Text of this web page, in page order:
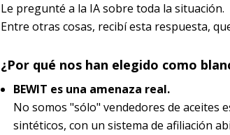
Le pregunté a la IA sobre toda la situación.
Entre otras cosas, recibí esta respuesta,
¿Por qué nos han elegido como
BEWIT es una amenaza real.
No somos "sólo" vendedores de aceites
sintéticos, con un sistema de afiliación